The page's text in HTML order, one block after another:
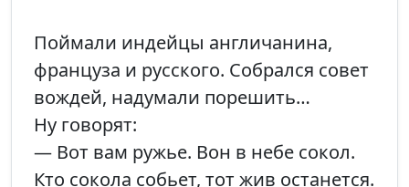
Поймали индейцы англичанина,
француза и русского. Собрался совет
вождей, надумали порешить…
Ну говорят:
— Вот вам ружье. Вон в небе сокол.
Кто сокола собьет, тот жив останется.